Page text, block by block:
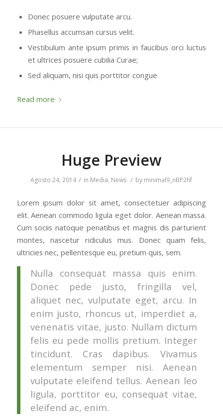
Donec posuere vulputate arcu.
Phasellus accumsan cursus velit.
Vestibulum ante ipsum primis in faucibus orci luctus
et ultrices posuere cubilia Curae;
Sed aliquam, nisi quis porttitor congue
Read more
Huge Preview
Agosto 24, 2014 / in Media, News / by minimal9_nBP2hf
Lorem ipsum dolor sit amet, consectetuer adipiscing
elit. Aenean commodo ligula eget dolor. Aenean massa.
Cum sociis natoque penatibus et magnis dis parturient
montes, nascetur ridiculus mus. Donec quam felis,
ultricies nec, pellentesque eu, pretium quis, sem.
Nulla consequat massa quis enim.
Donec pede justo, fringilla vel,
aliquet nec, vulputate eget, arcu. In
enim justo, rhoncus ut, imperdiet a,
venenatis vitae, justo. Nullam dictum
felis eu pede mollis pretium. Integer
tincidunt. Cras dapibus. Vivamus
elementum semper nisi. Aenean
vulputate eleifend tellus. Aenean leo
ligula, porttitor eu, consequat vitae,
eleifend ac, enim.